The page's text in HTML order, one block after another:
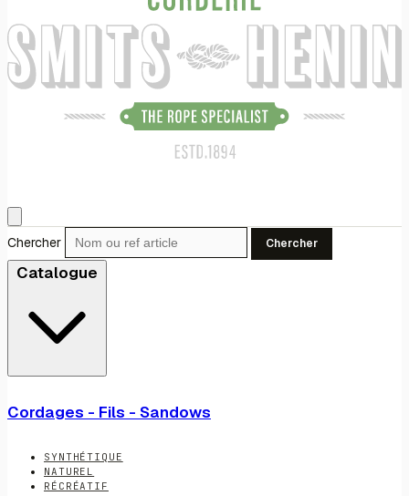
Chercher Chercher
Catalogue
Cordages - Fils - Sandows
SYNTHÉTIQUE
NATUREL
RÉCRÉATIF